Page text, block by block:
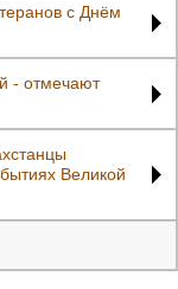
с Днём
- отмечают
Великой